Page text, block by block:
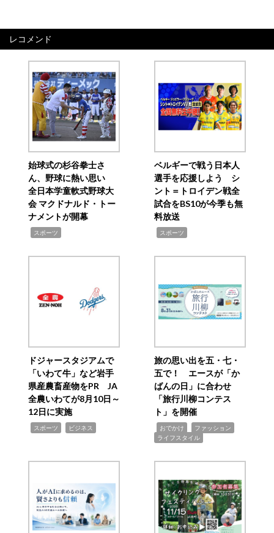
レコメンド
始球式の杉谷拳士さ
ん、野球に熱い思い
全日本学童軟式野球大
会 マクドナルド・トー
ナメントが開幕
スポーツ
ベルギーで戦う日本人
選手を応援しよう シ
ント＝トロイデン戦全
試合をBS10が今季も無
料放送
スポーツ
ドジャースタジアムで
「いわて牛」など岩手
県産農畜産物をPR JA
全農いわてが8月10日～
12日に実施
スポーツ ビジネス
旅の思い出を五・七・
五で！ エースが「か
ばんの日」に合わせ
「旅行川柳コンテス
ト」を開催
おでかけ ファッション
ライフスタイル